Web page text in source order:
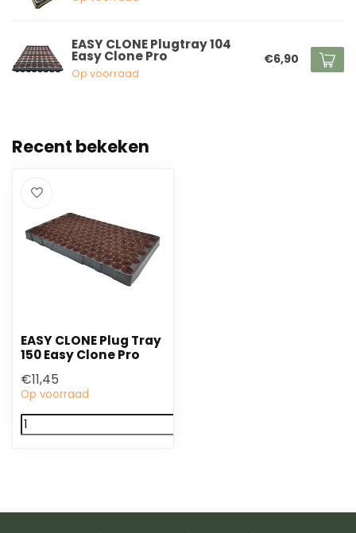
EASY CLONE Plugtray 104
Easy Clone Pro
Op voorraad
€6,90
Recent bekeken
EASY CLONE Plug Tray
150 Easy Clone Pro
€11,45
Op voorraad